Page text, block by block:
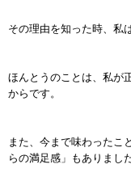
その理由を知った時、私
ほんとうのことは、私が
からです。
また、今まで味わったこ
らの満足感」もありました